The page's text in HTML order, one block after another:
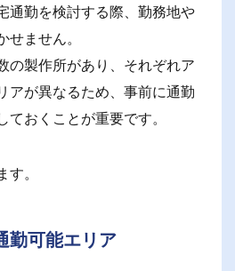
通勤を検討する際、勤務地や
ません。
の製作所があり、それぞれア
アが異なるため、事前に通勤
おくことが重要です。
。
勤可能エリア